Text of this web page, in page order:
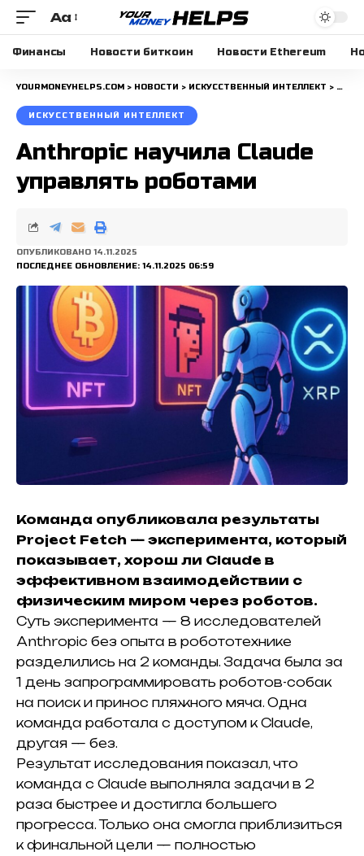
Размера
шрифта
Aa
Финансы Новости биткоин Новости Ethereum
YOURMONEYHELPS.COM > НОВОСТИ > ИСКУССТВЕННЫЙ ИНТЕЛЛЕКТ >
ИСКУССТВЕННЫЙ ИНТЕЛЛЕКТ
Anthropic научила Claude
управлять роботами
ПОСЛЕДНЕЕ ОБНОВЛЕНИЕ: 14.11.2025 06:59
ОПУБЛИКОВАНО 14.11.2025
Команда опубликовала результаты
Project Fetch — эксперимента, который
показывает, хорош ли Claudе в
эффективном взаимодействии с
физическим миром через роботов.
Суть эксперимента — 8 исследователей
Anthropic без опыта в робототехнике
разделились на 2 команды. Задача была за
1 день запрограммировать роботов-собак
на поиск и принос пляжного мяча. Одна
команда работала с доступом к Claude,
другая — без.
Результат исследования показал, что
команда с Claude выполняла задачи в 2
раза быстрее и достигла большего
прогресса. Только она смогла приблизиться
к финальной цели — полностью